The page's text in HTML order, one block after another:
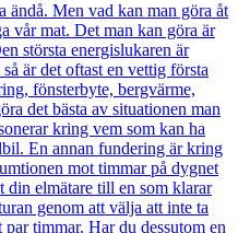
ändå. Men vad kan man göra åt
vår mat. Det man kan göra är
största energislukaren är
är det oftast en vettig första
fönsterbyte, bergvärme,
det bästa av situationen man
kring vem som kan ha
En annan fundering är kring
mot timmar på dygnet
din elmätare till en som klarar
genom att välja att inte ta
timmar. Har du dessutom en